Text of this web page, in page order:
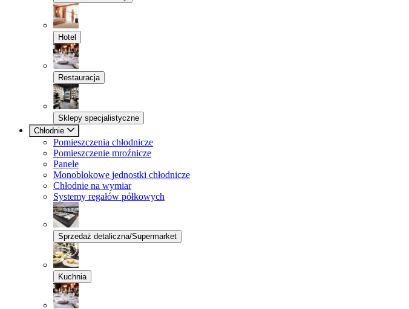
Hotel
Restauracja
Sklepy specjalistyczne
Chłodnie
Pomieszczenia chłodnicze
Pomieszczenie mroźnicze
Panele
Monoblokowe jednostki chłodnicze
Chłodnie na wymiar
Systemy regałów półkowych
Sprzedaż detaliczna/Supermarket
Kuchnia